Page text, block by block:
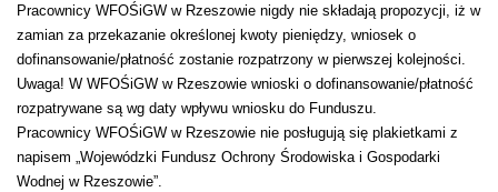
Pracownicy WFOŚiGW w Rzeszowie nigdy nie składają propozycji, iż w
zamian za przekazanie określonej kwoty pieniędzy, wniosek o
dofinansowanie/płatność zostanie rozpatrzony w pierwszej kolejności.
Uwaga! W WFOŚiGW w Rzeszowie wnioski o dofinansowanie/płatność
rozpatrywane są wg daty wpływu wniosku do Funduszu.
Pracownicy WFOŚiGW w Rzeszowie nie posługują się plakietkami z
napisem „Wojewódzki Fundusz Ochrony Środowiska i Gospodarki
Wodnej w Rzeszowie”.